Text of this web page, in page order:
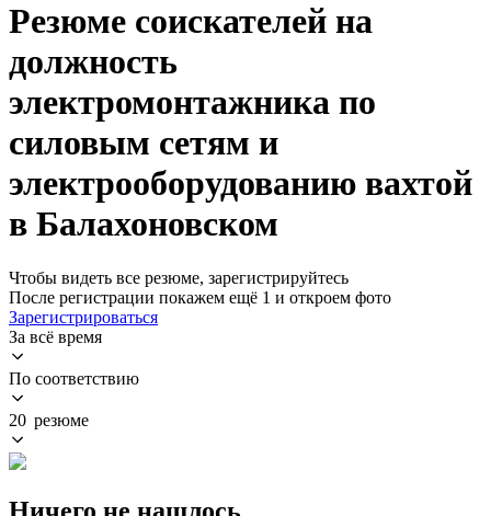
Резюме соискателей на
должность
электромонтажника по
силовым сетям и
электрооборудованию вахтой
в Балахоновском
Чтобы видеть все резюме, зарегистрируйтесь
После регистрации покажем ещё 1 и откроем фото
Зарегистрироваться
За всё время
По соответствию
20 резюме
Ничего не нашлось